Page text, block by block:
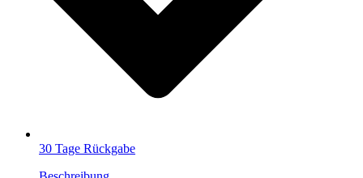
30 Tage Rückgabe